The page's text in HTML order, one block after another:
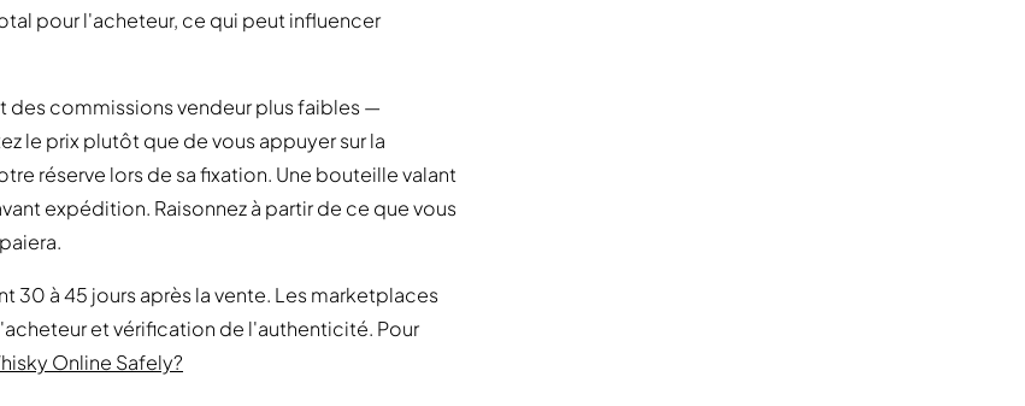
pour l'acheteur, ce qui peut influencer
commissions vendeur plus faibles —
le prix plutôt que de vous appuyer sur la
réserve lors de sa fixation. Une bouteille valant
expédition. Raisonnez à partir de ce que vous
30 à 45 jours après la vente. Les marketplaces
et vérification de l'authenticité. Pour
Online Safely?